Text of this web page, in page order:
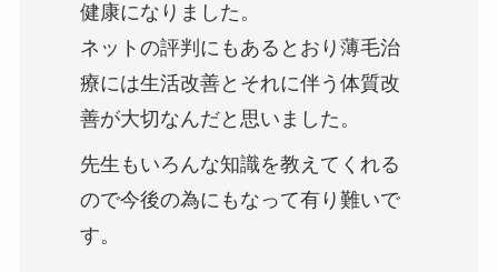
健康になりました。
ネットの評判にもあるとおり薄毛治
療には生活改善とそれに伴う体質改
善が大切なんだと思いました。
先生もいろんな知識を教えてくれる
ので今後の為にもなって有り難いで
す。